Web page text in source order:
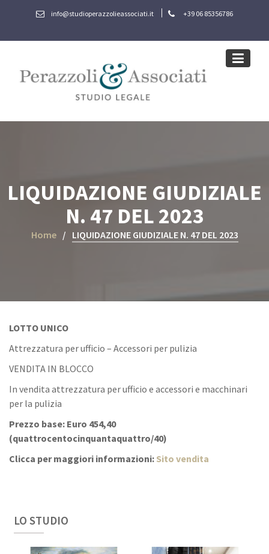
info@studioperazzolieassociati.it +39 06 85356786
LIQUIDAZIONE GIUDIZIALE
N. 47 DEL 2023
Home LIQUIDAZIONE GIUDIZIALE N. 47 DEL 2023
LOTTO UNICO
Attrezzatura per ufficio – Accessori per pulizia
VENDITA IN BLOCCO
In vendita attrezzatura per ufficio e accessori e macchinari
per la pulizia
Prezzo base: Euro 454,40
(quattrocentocinquantaquattro/40)
Clicca per maggiori informazioni: Sito vendita
LO STUDIO